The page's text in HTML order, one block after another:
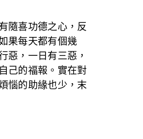
隨喜功德之心，反
果每天都有個幾
惡，一日有三惡，
己的福報。實在對
惱的助緣也少，末